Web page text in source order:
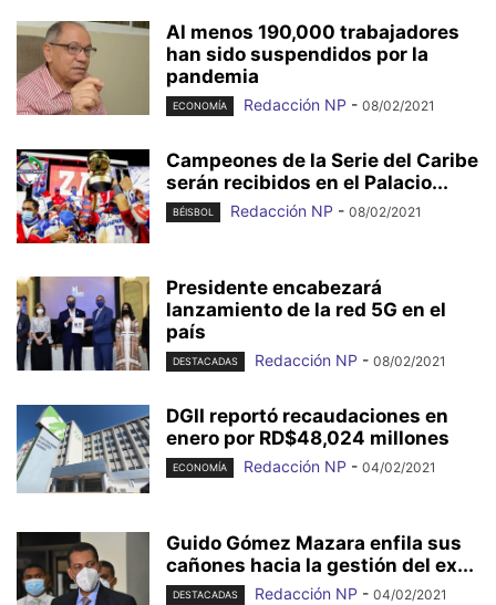
Al menos 190,000 trabajadores
han sido suspendidos por la
pandemia
ECONOMÍA Redacción NP - 08/02/2021
Campeones de la Serie del Caribe
serán recibidos en el Palacio...
BÉISBOL Redacción NP - 08/02/2021
Presidente encabezará
lanzamiento de la red 5G en el
país
DESTACADAS Redacción NP - 08/02/2021
DGII reportó recaudaciones en
enero por RD$48,024 millones
ECONOMÍA Redacción NP - 04/02/2021
Guido Gómez Mazara enfila sus
cañones hacia la gestión del ex...
DESTACADAS Redacción NP - 04/02/2021